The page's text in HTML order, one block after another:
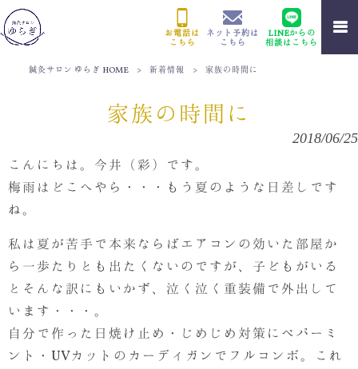
お電話は
こちら
ネット予約は
こちら
LINEからの
相談はこちら
鍼灸サロン ゆらぎ HOME > 新着情報 > 家族の時間に
家族の時間に
2018/06/25
こんにちは。今井（彩）です。
梅雨はどこへやら・・・もう夏のような日差しです
ね。
私は夏が苦手で本来ならばエアコンの効いた部屋か
ら一歩たりとも出たくないのですが、子どもがいる
とそんな訳にもいかず、泣く泣く重装備で外出して
います・・・。
自分で作った日焼け止め・じめじめ対策にペパーミ
ント・UVカットのカーディガンでフルコンボ。これ